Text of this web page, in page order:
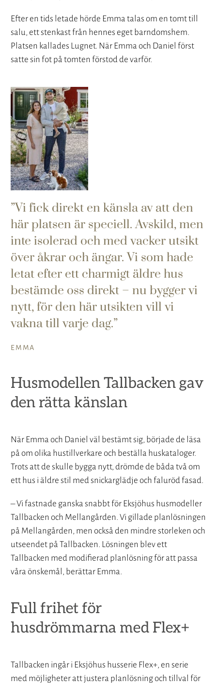
Efter en tids letade hörde Emma talas om en tomt till
salu, ett stenkast från hennes eget barndomshem.
Platsen kallades Lugnet. När Emma och Daniel först
satte sin fot på tomten förstod de varför.
Vi fick direkt en känsla av att den
här platsen är speciell. Avskild, men
inte isolerad och med vacker utsikt
över åkrar och ängar. Vi som hade
letat efter ett charmigt äldre hus
bestämde oss direkt – nu bygger vi
nytt, för den här utsikten vill vi
vakna till varje dag.
EMMA
Husmodellen Tallbacken gav
den rätta känslan
När Emma och Daniel väl bestämt sig, började de läsa
på om olika hustillverkare och beställa huskataloger.
Trots att de skulle bygga nytt, drömde de båda två om
ett hus i äldre stil med snickarglädje och faluröd fasad.
– Vi fastnade ganska snabbt för Eksjöhus husmodeller
Tallbacken och Mellangården. Vi gillade planlösningen
på Mellangården, men också den mindre storleken och
utseendet på Tallbacken. Lösningen blev ett
Tallbacken med modifierad planlösning för att passa
våra önskemål, berättar Emma.
Full frihet för
husdrömmarna med Flex+
Tallbacken ingår i Eksjöhus husserie Flex+, en serie
med möjligheter att justera planlösning och tillval för